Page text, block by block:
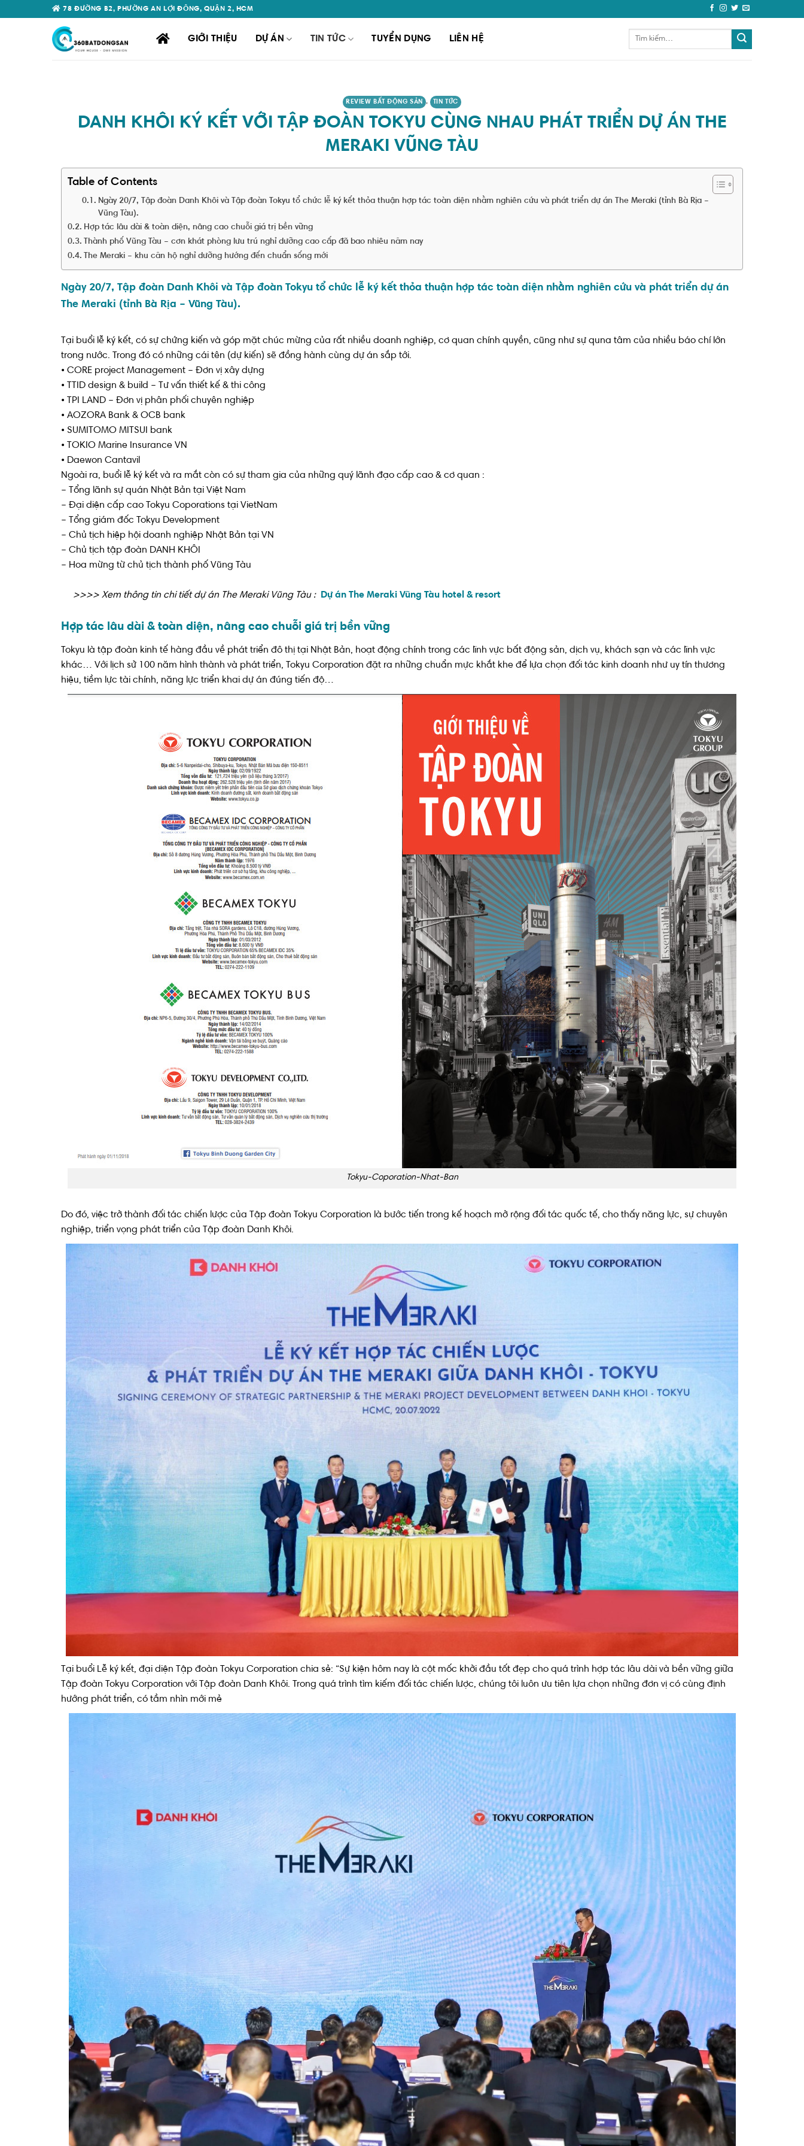
78 ĐƯỜNG B2, PHƯỜNG AN LỢI ĐÔNG, QUẬN 2, HCM
GIỚI THIỆU DỰ ÁN TIN TỨC TUYỂN DỤNG LIÊN HỆ
REVIEW BẤT ĐỘNG SẢN , TIN TỨC
DANH KHÔI KÝ KẾT VỚI TẬP ĐOÀN TOKYU CÙNG NHAU PHÁT TRIỂN DỰ ÁN THE
MERAKI VŨNG TÀU
Table of Contents
Ngày 20/7, Tập đoàn Danh Khôi và Tập đoàn Tokyu tổ chức lễ ký kết thỏa thuận hợp tác toàn diện nhằm nghiên cứu và phát triển dự án The Meraki (tỉnh Bà Rịa –
Vũng Tàu).
Hợp tác lâu dài & toàn diện, nâng cao chuỗi giá trị bền vững
Thành phố Vũng Tàu – cơn khát phòng lưu trú nghỉ dưỡng cao cấp đã bao nhiêu năm nay
The Meraki – khu căn hộ nghỉ dưỡng hướng đến chuẩn sống mới
Ngày 20/7, Tập đoàn Danh Khôi và Tập đoàn Tokyu tổ chức lễ ký kết thỏa thuận hợp tác toàn diện nhằm nghiên cứu và phát triển dự án
The Meraki (tỉnh Bà Rịa – Vũng Tàu).
Tại buổi lễ ký kết, có sự chứng kiến và góp mặt chúc mừng của rất nhiều doanh nghiệp, cơ quan chính quyền, cũng như sự quna tâm của nhiều báo chí lớn
trong nước. Trong đó có những cái tên (dự kiến) sẽ đồng hành cùng dự án sắp tới.
• CORE project Management – Đơn vị xây dựng
• TTID design & build – Tư vấn thiết kế & thi công
• TPI LAND – Đơn vị phân phối chuyên nghiệp
• AOZORA Bank & OCB bank
• SUMITOMO MITSUI bank
• TOKIO Marine Insurance VN
• Daewon Cantavil
Ngoài ra, buổi lễ ký kết và ra mắt còn có sự tham gia của những quý lãnh đạo cấp cao & cơ quan :
– Tổng lãnh sự quán Nhật Bản tại Việt Nam
– Đại diện cấp cao Tokyu Coporations tại VietNam
– Tổng giám đốc Tokyu Development
– Chủ tịch hiệp hội doanh nghiệp Nhật Bản tại VN
– Chủ tịch tập đoàn DANH KHÔI
– Hoa mừng từ chủ tịch thành phố Vũng Tàu
>>>> Xem thông tin chi tiết dự án The Meraki Vũng Tàu : Dự án The Meraki Vũng Tàu hotel & resort
Hợp tác lâu dài & toàn diện, nâng cao chuỗi giá trị bền vững
Tokyu là tập đoàn kinh tế hàng đầu về phát triển đô thị tại Nhật Bản, hoạt động chính trong các lĩnh vực bất động sản, dịch vụ, khách sạn và các lĩnh vực
khác… Với lịch sử 100 năm hình thành và phát triển, Tokyu Corporation đặt ra những chuẩn mực khắt khe để lựa chọn đối tác kinh doanh như uy tín thương
hiệu, tiềm lực tài chính, năng lực triển khai dự án đúng tiến độ…
Tokyu-Coporation-Nhat-Ban
Do đó, việc trở thành đối tác chiến lược của Tập đoàn Tokyu Corporation là bước tiến trong kế hoạch mở rộng đối tác quốc tế, cho thấy năng lực, sự chuyên
nghiệp, triển vọng phát triển của Tập đoàn Danh Khôi.
Tại buổi Lễ ký kết, đại diện Tập đoàn Tokyu Corporation chia sẻ: “Sự kiện hôm nay là cột mốc khởi đầu tốt đẹp cho quá trình hợp tác lâu dài và bền vững giữa
Tập đoàn Tokyu Corporation với Tập đoàn Danh Khôi. Trong quá trình tìm kiếm đối tác chiến lược, chúng tôi luôn ưu tiên lựa chọn những đơn vị có cùng định
hướng phát triển, có tầm nhìn mới mẻ